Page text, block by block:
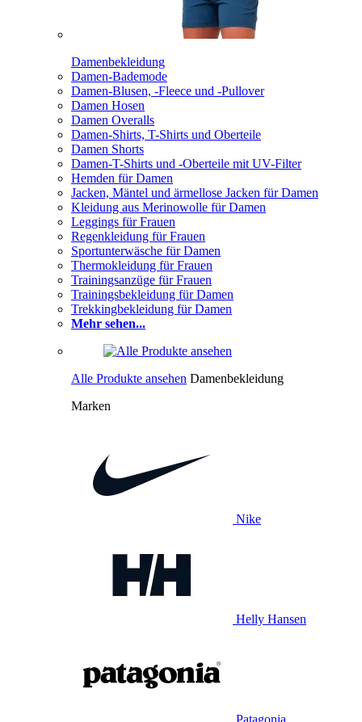
Damenbekleidung
Damen-Bademode
Damen-Blusen, -Fleece und -Pullover
Damen Hosen
Damen Overalls
Damen-Shirts, T-Shirts und Oberteile
Damen Shorts
Damen-T-Shirts und -Oberteile mit UV-Filter
Hemden für Damen
Jacken, Mäntel und ärmellose Jacken für Damen
Kleidung aus Merinowolle für Damen
Leggings für Frauen
Regenkleidung für Frauen
Sportunterwäsche für Damen
Thermokleidung für Frauen
Trainingsanzüge für Frauen
Trainingsbekleidung für Damen
Trekkingbekleidung für Damen
Mehr sehen...
Alle Produkte ansehen Damenbekleidung
Marken
Nike
Helly Hansen
Patagonia